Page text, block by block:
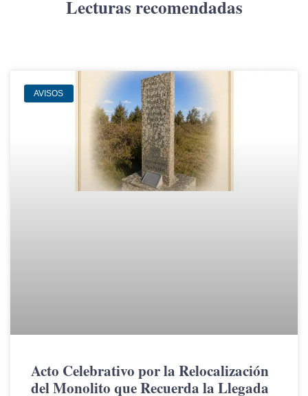
Lecturas recomendadas
AVISOS
Acto Celebrativo por la Relocalización
del Monolito que Recuerda la Llegada